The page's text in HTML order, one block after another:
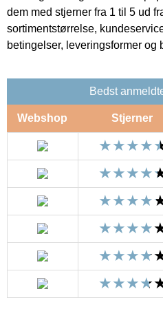
dem med stjerner fra 1 til 5 ud
sortimentstørrelse,
betingelser, leveringsformer og
Bedst
Webshop Stjerner